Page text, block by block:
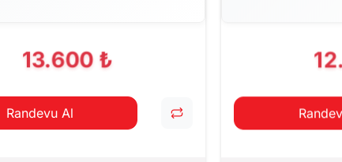
13.600 ₺
Randevu Al